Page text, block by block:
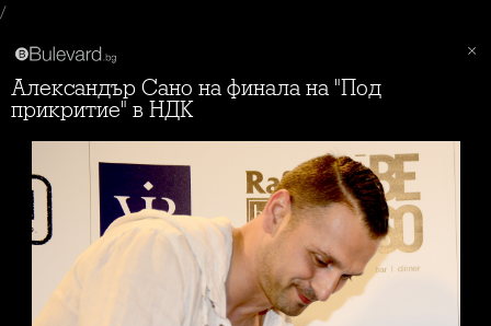
/
Александър Сано на финала на "Под
прикритие" в НДК